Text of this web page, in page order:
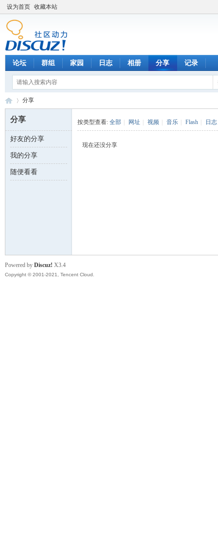
设为首页 收藏本站
论坛 群组 家园 日志 相册 分享 记录
数 ›
分享
分享
好友的分享
我的分享
随便看看
按类型查看: 全部 网址 视频 音乐 Flash 日志
现在还没分享
Powered by Discuz! X3.4
Copyright © 2001-2021, Tencent Cloud.